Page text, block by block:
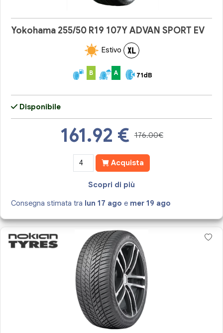
Yokohama 255/50 R19 107Y ADVAN SPORT EV
Estivo
B A 71dB
Disponibile
161.92 € 176.00€
Acquista
Scopri di più
Consegna stimata tra lun 17 ago e mer 19 ago